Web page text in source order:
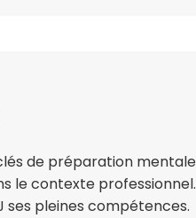
de préparation
le contexte professionnel.
ses pleines compétences.